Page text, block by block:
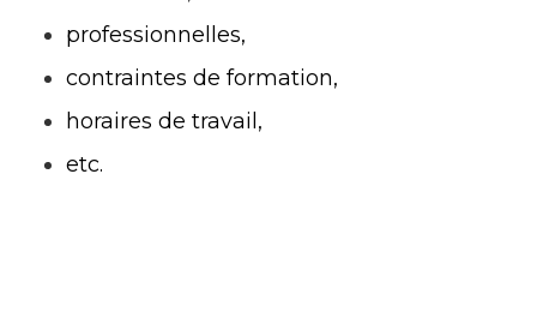
professionnelles,
contraintes de formation,
horaires de travail,
etc.